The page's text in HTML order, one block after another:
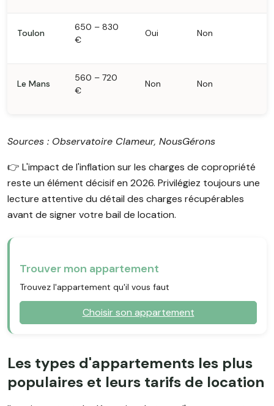
Toulon
650 – 830
€
Oui Non
Le Mans
560 – 720
€
Non Non
Sources : Observatoire Clameur, NousGérons
👉️ L'impact de l'inflation sur les charges de copropriété
reste un élément décisif en 2026. Privilégiez toujours une
lecture attentive du détail des charges récupérables
avant de signer votre bail de location.
Trouver mon appartement
Trouvez l'appartement qu'il vous faut
Choisir son appartement
Les types d'appartements les plus
populaires et leurs tarifs de location